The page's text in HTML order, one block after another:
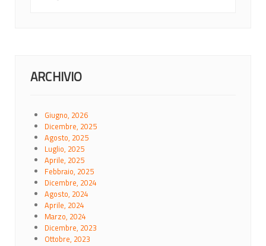
ARCHIVIO
Giugno, 2026
Dicembre, 2025
Agosto, 2025
Luglio, 2025
Aprile, 2025
Febbraio, 2025
Dicembre, 2024
Agosto, 2024
Aprile, 2024
Marzo, 2024
Dicembre, 2023
Ottobre, 2023